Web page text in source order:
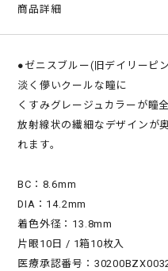
商品詳細
●ゼニスブルー(旧デイリーピ
淡く儚いクールな瞳に
くすみグレージュカラーが瞳
放射線状の繊細なデザインが
れます。
BC：8.6mm
DIA：14.2mm
着色外径：13.8mm
片眼10日 / 1箱10枚入
医療承認番号：